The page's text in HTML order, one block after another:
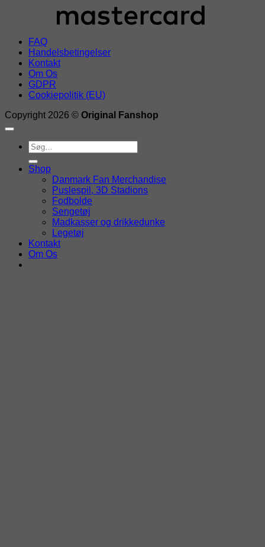
FAQ
Handelsbetingelser
Kontakt
Om Os
GDPR
Cookiepolitik (EU)
Copyright 2026 © Original Fanshop
Søg
efter:
Shop
Danmark Fan Merchandise
Puslespil, 3D Stadions
Fodbolde
Sengetøj
Madkasser og drikkedunke
Legetøj
Kontakt
Om Os